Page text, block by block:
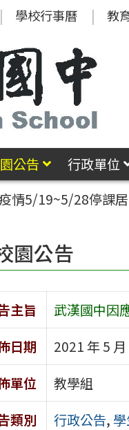
學校行事曆 教
公告 行政單位
情5/19~5/28停課
園公告
主旨
武漢國中因
日期
2021 年 5 月
單位
教學組
類別
行政公告,